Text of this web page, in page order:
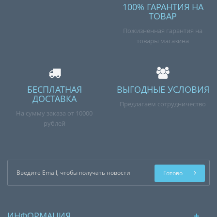
100% ГАРАНТИЯ НА
ТОВАР
Пожизненная гарантия на
товары магазина
БЕСПЛАТНАЯ
ДОСТАВКА
На сумму заказа от 10000
рублей
ВЫГОДНЫЕ УСЛОВИЯ
Предлагаем сотрудничество
Готово